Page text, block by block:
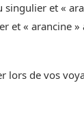
et «
et « arancine
lors de vos